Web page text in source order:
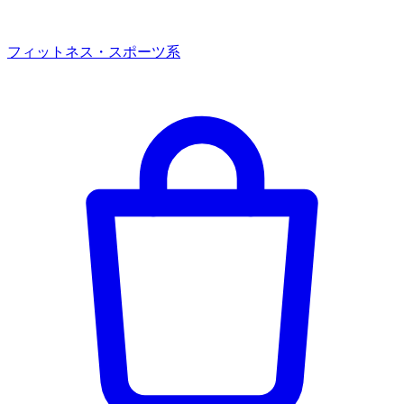
フィットネス・スポーツ系